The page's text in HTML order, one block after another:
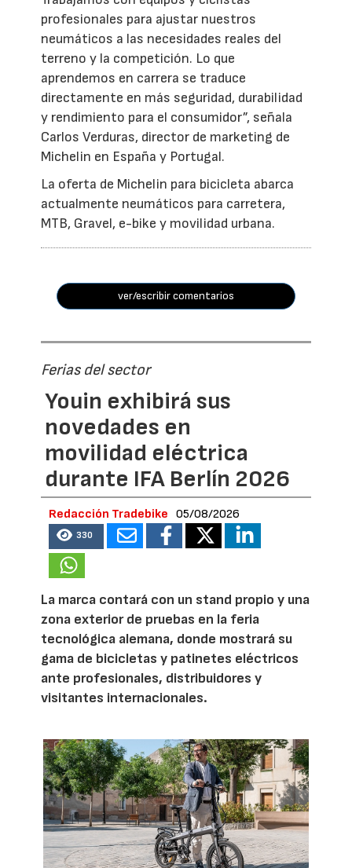
profesionales para ajustar nuestros
neumáticos a las necesidades reales del
terreno y la competición. Lo que
aprendemos en carrera se traduce
directamente en más seguridad, durabilidad
y rendimiento para el consumidor”, señala
Carlos Verduras, director de marketing de
Michelin en España y Portugal.
La oferta de Michelin para bicicleta abarca
actualmente neumáticos para carretera,
MTB, Gravel, e-bike y movilidad urbana.
ver/escribir comentarios
Ferias del sector
Youin exhibirá sus
novedades en
movilidad eléctrica
durante IFA Berlín 2026
Redacción Tradebike 05/08/2026
330
La marca contará con un stand propio y una
zona exterior de pruebas en la feria
tecnológica alemana, donde mostrará su
gama de bicicletas y patinetes eléctricos
ante profesionales, distribuidores y
visitantes internacionales.